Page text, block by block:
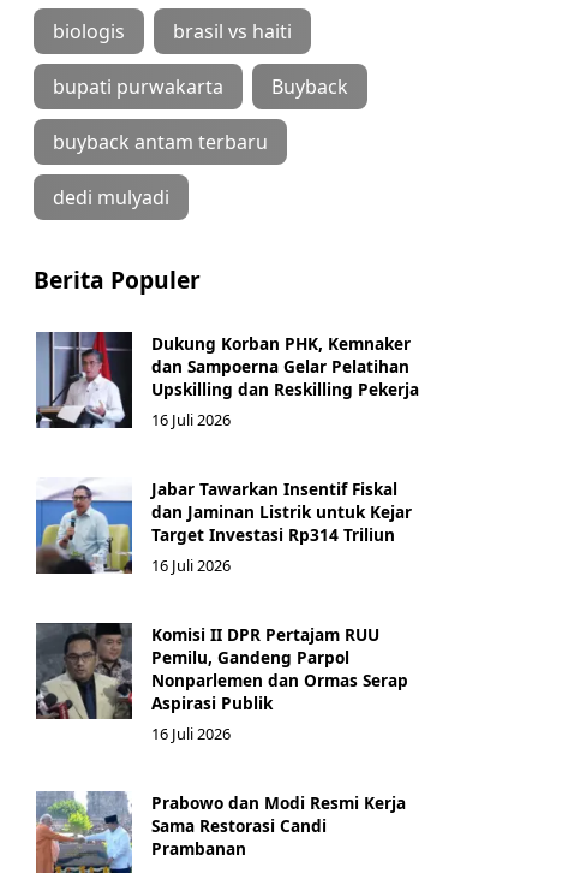
biologis brasil vs haiti
bupati purwakarta Buyback
buyback antam terbaru
dedi mulyadi
Berita Populer
Dukung Korban PHK, Kemnaker
dan Sampoerna Gelar Pelatihan
Upskilling dan Reskilling Pekerja
16 Juli 2026
Jabar Tawarkan Insentif Fiskal
dan Jaminan Listrik untuk Kejar
Target Investasi Rp314 Triliun
16 Juli 2026
Komisi II DPR Pertajam RUU
Pemilu, Gandeng Parpol
Nonparlemen dan Ormas Serap
Aspirasi Publik
16 Juli 2026
Prabowo dan Modi Resmi Kerja
Sama Restorasi Candi
Prambanan